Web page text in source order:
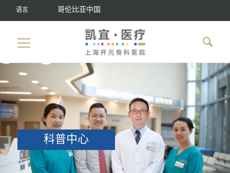
语言 哥伦比亚中国
科普中心